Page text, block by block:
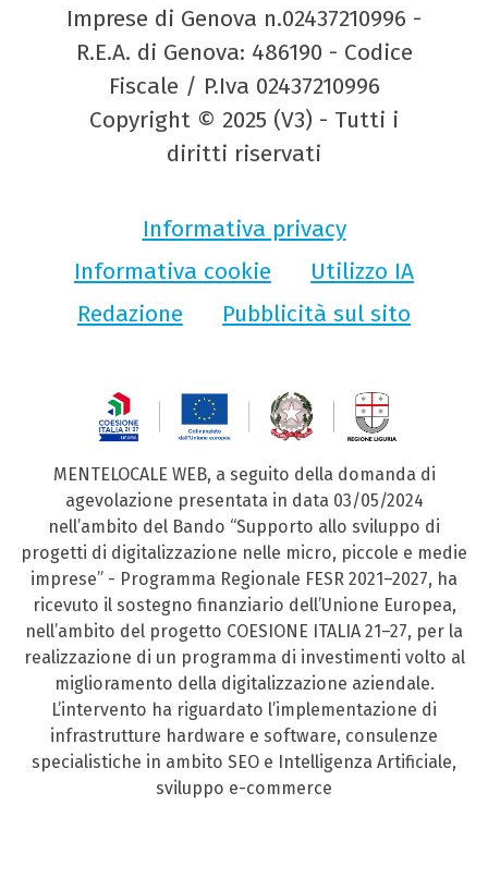
Imprese di Genova n.02437210996 -
R.E.A. di Genova: 486190 - Codice
Fiscale / P.Iva 02437210996
Copyright © 2025 (V3) - Tutti i
diritti riservati
Informativa privacy
Informativa cookie
Utilizzo IA
Redazione
Pubblicità sul sito
MENTELOCALE WEB, a seguito della domanda di
agevolazione presentata in data 03/05/2024
nell’ambito del Bando “Supporto allo sviluppo di
progetti di digitalizzazione nelle micro, piccole e medie
imprese” - Programma Regionale FESR 2021–2027, ha
ricevuto il sostegno finanziario dell’Unione Europea,
nell’ambito del progetto COESIONE ITALIA 21–27, per la
realizzazione di un programma di investimenti volto al
miglioramento della digitalizzazione aziendale.
L’intervento ha riguardato l’implementazione di
infrastrutture hardware e software, consulenze
specialistiche in ambito SEO e Intelligenza Artificiale,
sviluppo e-commerce